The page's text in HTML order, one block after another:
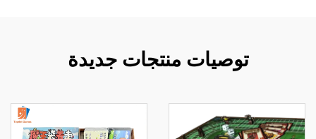
توصيات منتجات جديدة